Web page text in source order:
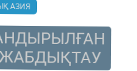
АЗИЯ